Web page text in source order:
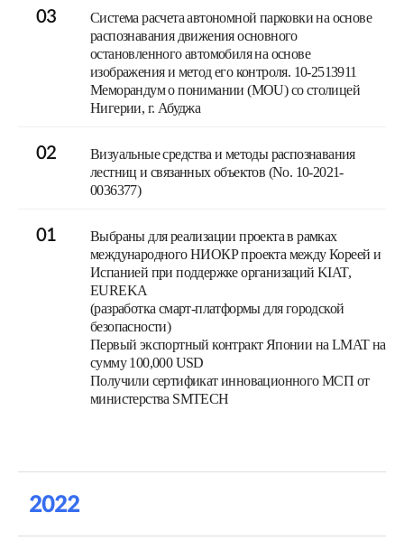
03
Система расчета автономной парковки на основе
распознавания движения основного
остановленного автомобиля на основе
изображения и метод его контроля. 10-2513911
Меморандум о понимании (MOU) со столицей
Нигерии, г. Абуджа
02
Визуальные средства и методы распознавания
лестниц и связанных объектов (No. 10-2021-
0036377)
01
Выбраны для реализации проекта в рамках
международного НИОКР проекта между Кореей и
Испанией при поддержке организаций KIAT,
EUREKA
(разработка смарт-платформы для городской
безопасности)
Первый экспортный контракт Японии на LMAT на
сумму 100,000 USD
Получили сертификат инновационного МСП от
министерства SMTECH
2022